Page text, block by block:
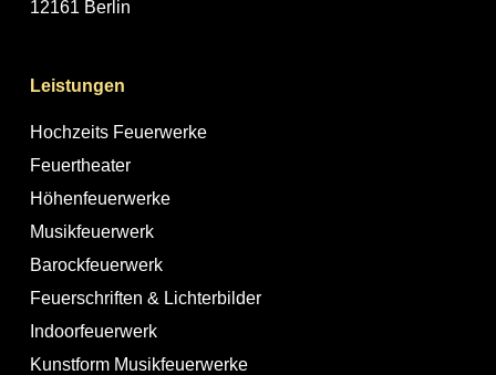
12161 Berlin
Leistungen
Hochzeits Feuerwerke
Feuertheater
Höhenfeuerwerke
Musikfeuerwerk
Barockfeuerwerk
Feuerschriften & Lichterbilder
Indoorfeuerwerk
Kunstform Musikfeuerwerke